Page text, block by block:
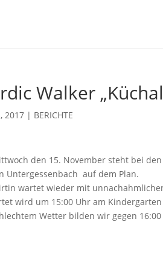
Walker
2017 | BERICHTE
den 15. November steht bei
Untergessenbach auf dem Plan.
wartet wieder mit unnachahmlichen
wird um 15:00 Uhr am
Wetter bilden wir gegen